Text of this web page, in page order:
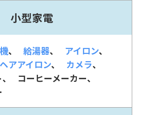
小型家電
給湯器
アイロン
ヘアアイロン
カメラ
コーヒーメーカー